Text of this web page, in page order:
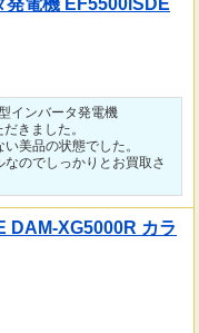
インバータ発電機
きました。
美品の状態でした。
のでしっかりとお買取さ
DAM-XG5000R カラ